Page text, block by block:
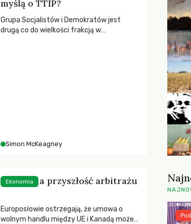
myślą o TTIP?
Grupa Socjalistów i Demokratów jest
drugą co do wielkości frakcją w
Simon McKeagney
Niepewna przyszłość arbitrażu
Europosłowie ostrzegają, że umowa o
wolnym handlu między UE i Kanadą może
Ekonomia